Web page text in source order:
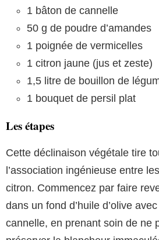
1 bâton de cannelle
50 g de poudre d’amandes
1 poignée de vermicelles
1 citron jaune (jus et zeste)
1,5 litre de bouillon de
1 bouquet de persil plat
Les étapes
Cette déclinaison végétale tire
l’association ingénieuse entre
citron. Commencez par faire
dans un fond d’huile d’olive
cannelle, en prenant soin de ne